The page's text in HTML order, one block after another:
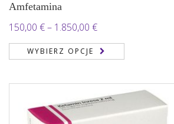
Amfetamina
150,00 €– 1.850,00 €Zakres
cen:
od
do
1.850,00 €
WYBIERZ OPCJE